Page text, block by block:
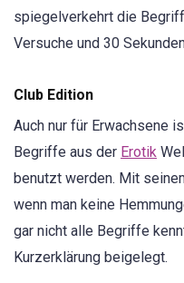
spiegelverkehrt die
Versuche und 30
Club Edition
Auch nur für Erwachsene
Begriffe aus der Erotik
benutzt werden. Mit
wenn man keine
gar nicht alle Begriffe
Kurzerklärung beigelegt.